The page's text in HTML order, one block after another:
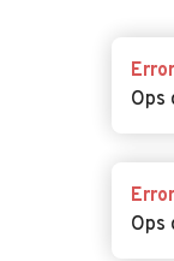
Error
Ops
Error
Ops